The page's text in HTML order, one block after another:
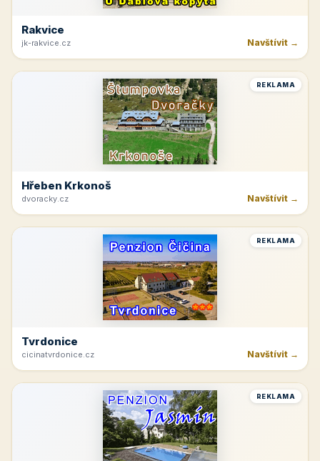
Rakvice
jk-rakvice.cz Navštívit →
REKLAMA
Hřeben Krkonoš
dvoracky.cz Navštívit →
REKLAMA
Tvrdonice
cicinatvrdonice.cz Navštívit →
REKLAMA